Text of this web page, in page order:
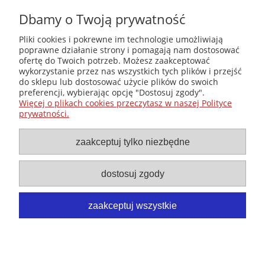
księgarni”
(edycja 2025-
2026)
Księgarnia-Galeria "Nieznany Świat" - internetowy sklep
ezoteryczny online
Zapraszamy również do odwiedzenia naszej księgarni
stacjonarnej przy ul. Kredytowej 2 w Warszawie
© Copyright 2014-2026 Wydawnictwo "Nieznany Świat"
Wszelkie prawa zastrzeżone
Dbamy o Twoją prywatność
Pliki cookies i pokrewne im technologie umożliwiają
poprawne działanie strony i pomagają nam dostosować
ofertę do Twoich potrzeb. Możesz zaakceptować
wykorzystanie przez nas wszystkich tych plików i przejść
do sklepu lub dostosować użycie plików do swoich
preferencji, wybierając opcję "Dostosuj zgody".
Więcej o plikach cookies przeczytasz w naszej Polityce
prywatności.
zaakceptuj tylko niezbędne
dostosuj zgody
zaakceptuj wszystkie